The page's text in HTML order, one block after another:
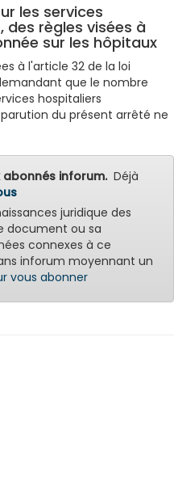
les services
règles visées à
sur les hôpitaux
à l'article 32 de la loi
que le nombre
hospitaliers
du présent arrêté ne
inforum.Déjà
juridique des
document ou sa
connexes à ce
inforum moyennant un
vous abonner